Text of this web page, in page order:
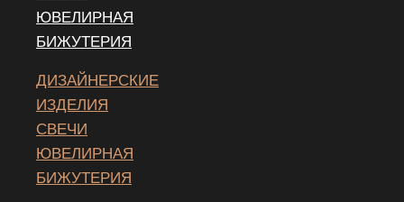
ЮВЕЛИРНАЯ
БИЖУТЕРИЯ
ДИЗАЙНЕРСКИЕ
ИЗДЕЛИЯ
СВЕЧИ
ЮВЕЛИРНАЯ
БИЖУТЕРИЯ